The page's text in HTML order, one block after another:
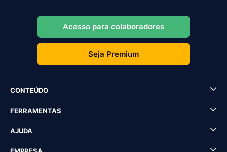
Acesso para colaboradores
Seja Premium
CONTEÚDO
FERRAMENTAS
AJUDA